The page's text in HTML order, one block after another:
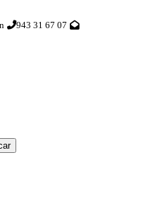
943 31 67 07